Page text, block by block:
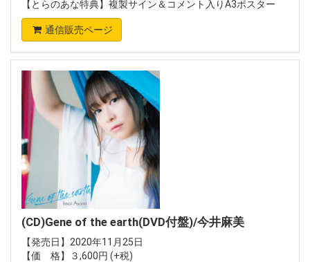
【とらのあな特典】複製サイン＆コメント入りA3ポスター
通信販売ページ
(CD)Gene of the earth(DVD付盤)/今井麻美
【発売日】2020年11月25日
【価 格】３,600円 (+税)